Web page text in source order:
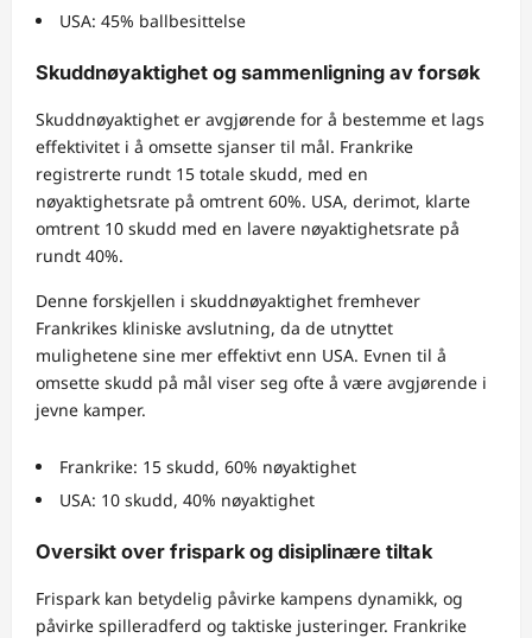
USA: 45% ballbesittelse
Skuddnøyaktighet og sammenligning av forsøk
Skuddnøyaktighet er avgjørende for å bestemme et lags
effektivitet i å omsette sjanser til mål. Frankrike
registrerte rundt 15 totale skudd, med en
nøyaktighetsrate på omtrent 60%. USA, derimot, klarte
omtrent 10 skudd med en lavere nøyaktighetsrate på
rundt 40%.
Denne forskjellen i skuddnøyaktighet fremhever
Frankrikes kliniske avslutning, da de utnyttet
mulighetene sine mer effektivt enn USA. Evnen til å
omsette skudd på mål viser seg ofte å være avgjørende i
jevne kamper.
Frankrike: 15 skudd, 60% nøyaktighet
USA: 10 skudd, 40% nøyaktighet
Oversikt over frispark og disiplinære tiltak
Frispark kan betydelig påvirke kampens dynamikk, og
påvirke spilleradferd og taktiske justeringer. Frankrike